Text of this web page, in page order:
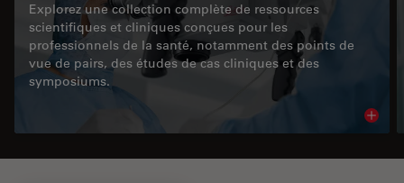
Explorez une collection complète de ressources
scientifiques et cliniques conçues pour les
professionnels de la santé, notamment des points de
vue de pairs, des études de cas cliniques et des
symposiums.